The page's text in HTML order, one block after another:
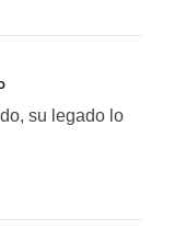
su legado lo